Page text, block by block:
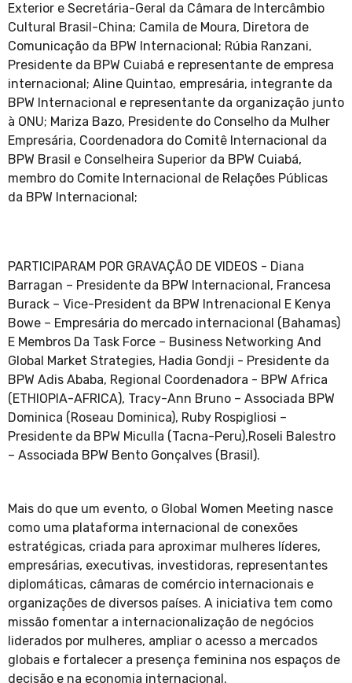
Exterior e Secretária-Geral da Câmara de Intercâmbio
Cultural Brasil-China; Camila de Moura, Diretora de
Comunicação da BPW Internacional; Rúbia Ranzani,
Presidente da BPW Cuiabá e representante de empresa
internacional; Aline Quintao, empresária, integrante da
BPW Internacional e representante da organização junto
à ONU; Mariza Bazo, Presidente do Conselho da Mulher
Empresária, Coordenadora do Comitê Internacional da
BPW Brasil e Conselheira Superior da BPW Cuiabá,
membro do Comite Internacional de Relações Públicas
da BPW Internacional;
PARTICIPARAM POR GRAVAÇÃO DE VIDEOS - Diana
Barragan – Presidente da BPW Internacional, Francesa
Burack – Vice-President da BPW Intrenacional E Kenya
Bowe – Empresária do mercado internacional (Bahamas)
E Membros Da Task Force – Business Networking And
Global Market Strategies, Hadia Gondji - Presidente da
BPW Adis Ababa, Regional Coordenadora - BPW Africa
(ETHIOPIA-AFRICA), Tracy-Ann Bruno – Associada BPW
Dominica (Roseau Dominica), Ruby Rospigliosi –
Presidente da BPW Miculla (Tacna-Peru),Roseli Balestro
– Associada BPW Bento Gonçalves (Brasil).
Mais do que um evento, o Global Women Meeting nasce
como uma plataforma internacional de conexões
estratégicas, criada para aproximar mulheres líderes,
empresárias, executivas, investidoras, representantes
diplomáticas, câmaras de comércio internacionais e
organizações de diversos países. A iniciativa tem como
missão fomentar a internacionalização de negócios
liderados por mulheres, ampliar o acesso a mercados
globais e fortalecer a presença feminina nos espaços de
decisão e na economia internacional.